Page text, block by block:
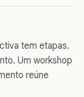
tem etapas.
Um workshop
reúne